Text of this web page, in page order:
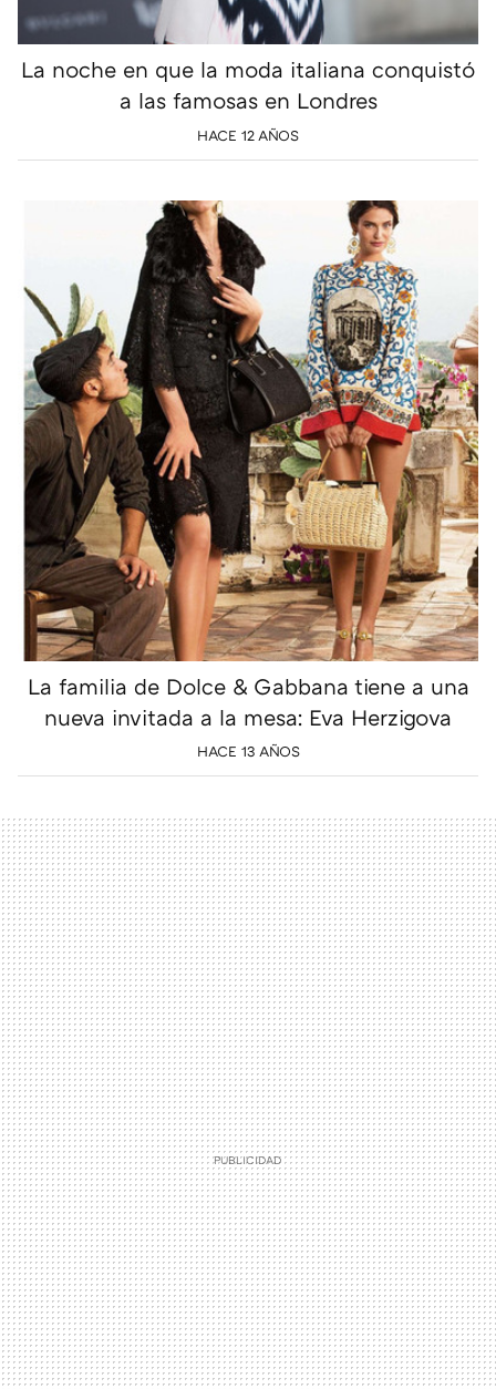
La noche en que la moda italiana conquistó
a las famosas en Londres
HACE 12 AÑOS
La familia de Dolce & Gabbana tiene a una
nueva invitada a la mesa: Eva Herzigova
HACE 13 AÑOS